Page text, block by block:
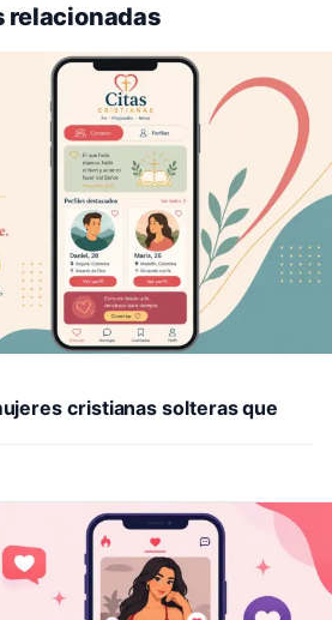
relacionadas
cristianas solteras que